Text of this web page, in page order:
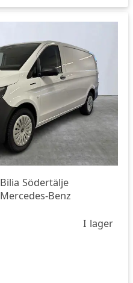
Bilia Södertälje
Mercedes-Benz
I lager